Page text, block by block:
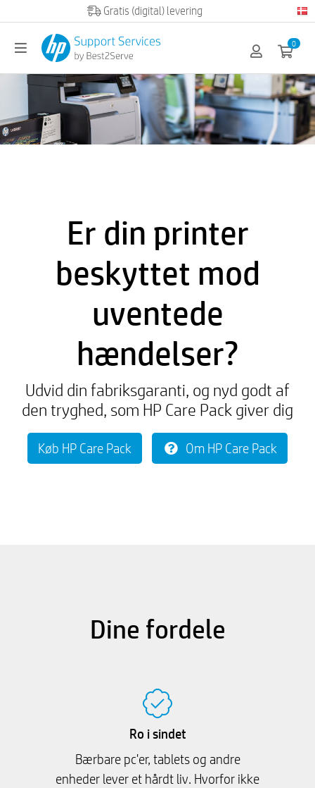
Official HP partner
0
Er din printer
beskyttet mod
uventede
hændelser?
Udvid din fabriksgaranti, og nyd godt af
den tryghed, som HP Care Pack giver dig
Køb HP Care Pack Om HP Care Pack
Dine fordele
Ro i sindet
Bærbare pc'er, tablets og andre
enheder lever et hårdt liv. Hvorfor ikke